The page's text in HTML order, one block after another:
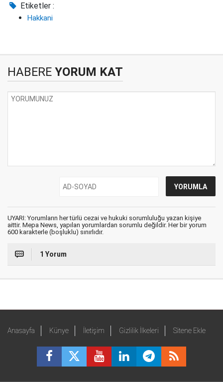
Etiketler :
Hakkani
HABERE YORUM KAT
UYARI: Yorumların her türlü cezai ve hukuki sorumluluğu yazan kişiye
aittir. Mepa News, yapılan yorumlardan sorumlu değildir. Her bir yorum
600 karakterle (boşluklu) sınırlıdır.
1 Yorum
Anasayfa Künye İletişim Gizlilik İlkeleri Sitene Ekle